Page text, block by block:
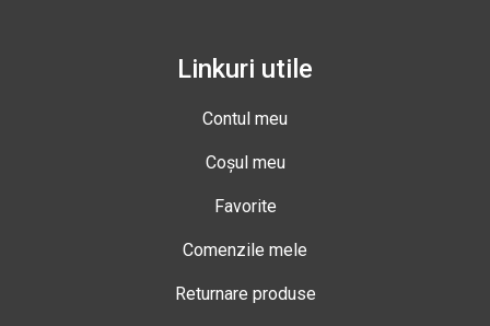
Linkuri utile
Contul meu
Coșul meu
Favorite
Comenzile mele
Returnare produse